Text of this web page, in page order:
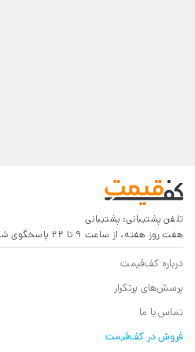
تلفن پشتیبانی: پشتیبانی
هفت روز هفته، از ساعت 9 تا 22 پاسخگوی شما هستیم.
درباره کف‌قیمت
پرسش‌های پرتکرار
تماس با ما
فروش در کف‌قیمت